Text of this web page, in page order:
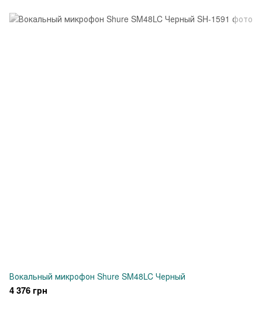
Вокальный микрофон Shure SM48LC Черный
4 376 грн